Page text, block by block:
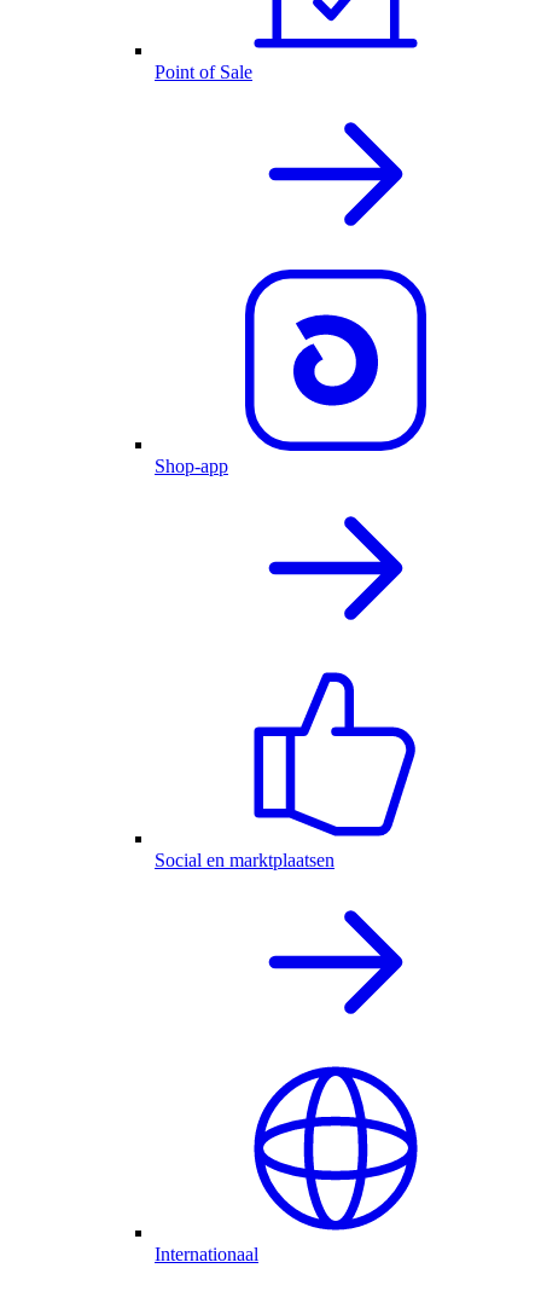
Point of Sale
Shop-app
Social en marktplaatsen
Internationaal